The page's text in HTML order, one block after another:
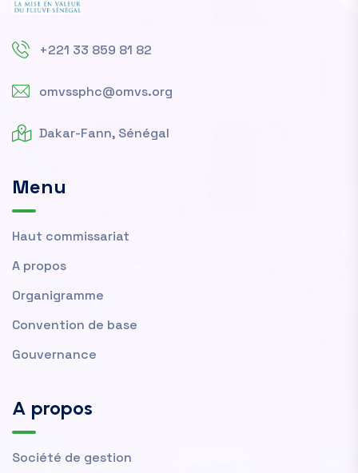
+221 33 859 81 82
omvssphc@omvs.org
Dakar-Fann, Sénégal
Menu
Haut commissariat
A propos
Organigramme
Convention de base
Gouvernance
A propos
Société de gestion